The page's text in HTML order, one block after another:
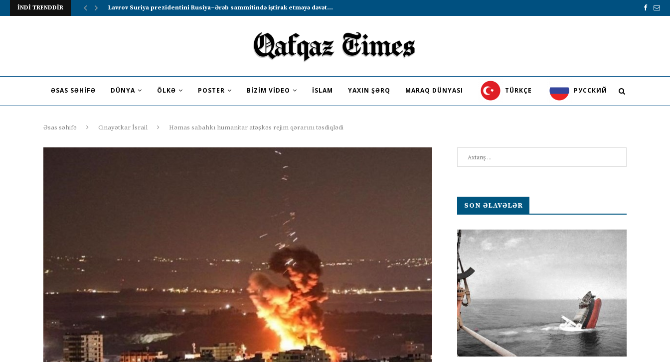
İNDİ TRENDDİR Lavrov Suriya prezidentini Rusiya–Ərəb sammitində iştirak etməyə dəvət...
ƏSAS SƏHIFƏ DÜNYA ÖLKƏ POSTER BIZIM VIDEO İSLAM YAXIN ŞƏRQ MARAQ DÜNYASI TÜRKÇE PУССКИЙ
Əsas səhifə Cinayətkar İsrail Həmas sabahkı humanitar atəşkəs rejim qərarını təsdiqlədi
SON ƏLAVƏLƏR